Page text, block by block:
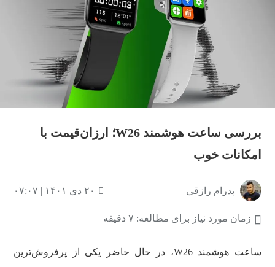
بررسی ساعت هوشمند W26؛ ارزان‌قیمت با
امکانات خوب
پدرام رازقی ۲۰ دی ۱۴۰۱ | ۰۷:۰۷
زمان مورد نیاز برای مطالعه: ۷ دقیقه
ساعت هوشمند W26، در حال حاضر یکی از پرفروش‌ترین